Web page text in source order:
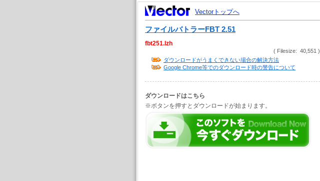
Vectorトップへ
ファイルバトラーFBT 2.51
fbt251.lzh
( Filesize: 40,551 )
ダウンロードがうまくできない場合の解決方法
Google Chrome等でのダウンロード時の警告について
ダウンロードはこちら
※ボタンを押すとダウンロードが始まります。